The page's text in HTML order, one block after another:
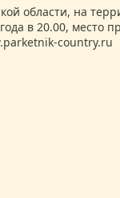
области, на
в 20.00, место
country.ru